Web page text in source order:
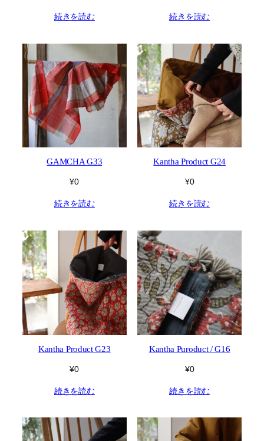
続きを読む 続きを読む
GAMCHA G33
¥0
続きを読む
Kantha Product G24
¥0
続きを読む
Kantha Product G23
¥0
続きを読む
Kantha Puroduct / G16
¥0
続きを読む